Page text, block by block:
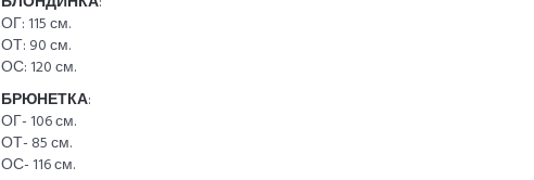
ОГ: 115 см.
ОТ: 90 см.
ОС: 120 см.
БРЮНЕТКА:
ОГ- 106 см.
ОТ- 85 см.
ОС- 116 см.